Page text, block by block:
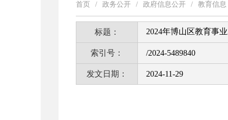
首页 / 政务公开 / 政府信息公开 / 教育信息
标题： 2024年博山区教育事
索引号： /2024-5489840
发文日期： 2024-11-29